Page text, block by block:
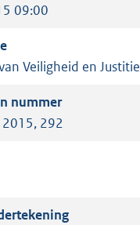
09:00
Veiligheid en Justitie
292